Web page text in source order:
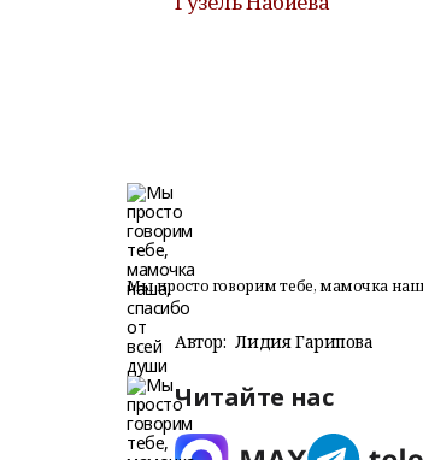
Мы просто говорим тебе, мамочка
Автор: Лидия Гарипова
Читайте нас